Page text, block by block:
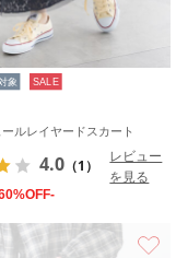
象 SALE
ルレイヤードスカート
4.0 （1）
レビュー
を見る